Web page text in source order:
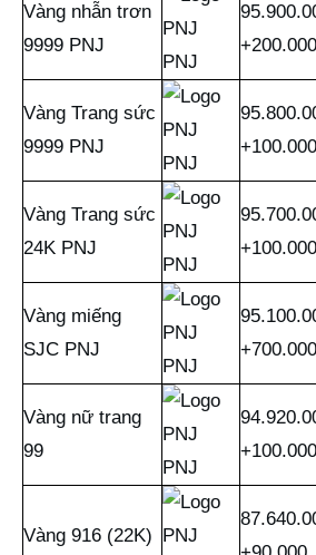
Vàng nhẫn trơn
9999 PNJ
PNJ
+200.000
Vàng Trang sức
9999 PNJ
PNJ
+100.000
Vàng Trang sức
24K PNJ
PNJ
+100.000
Vàng miếng
SJC PNJ
PNJ
+700.000
Vàng nữ trang
99
PNJ
+100.000
Vàng 916 (22K)